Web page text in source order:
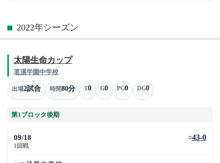
2022年シーズン
太陽生命カップ
茗溪学園中学校
出場2試合 時間80分 T0 G0 PG0 DG0
第1ブロック後期
09/18
1回戦
○43-0